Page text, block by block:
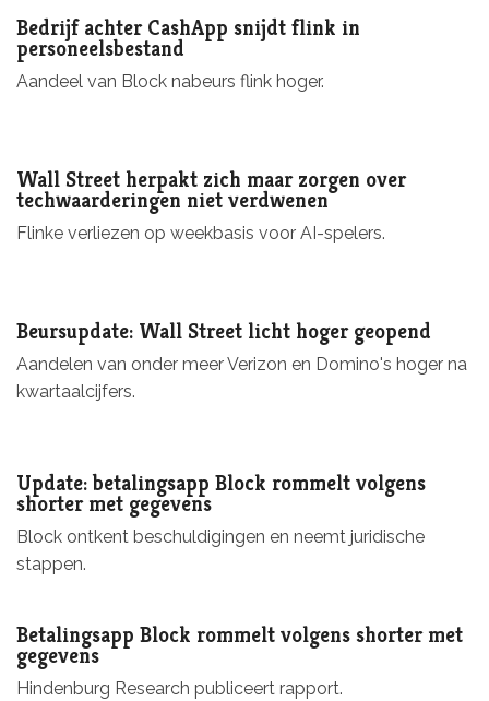
Over ons
F.A.Q.
Bedrijf achter CashApp snijdt flink in
personeelsbestand
Aandeel van Block nabeurs flink hoger.
Wall Street herpakt zich maar zorgen over
techwaarderingen niet verdwenen
Flinke verliezen op weekbasis voor AI-spelers.
Beursupdate: Wall Street licht hoger geopend
Aandelen van onder meer Verizon en Domino's hoger na
kwartaalcijfers.
Update: betalingsapp Block rommelt volgens
shorter met gegevens
Block ontkent beschuldigingen en neemt juridische
stappen.
Betalingsapp Block rommelt volgens shorter met
gegevens
Hindenburg Research publiceert rapport.